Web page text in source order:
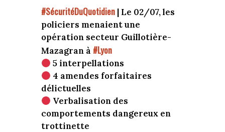
#SécuritéDuQuotidien | Le 02/07, les
policiers menaient une
opération secteur Guillotière-
Mazagran à #Lyon
5 interpellations
4 amendes forfaitaires
délictuelles
Verbalisation des
comportements dangereux en
trottinette